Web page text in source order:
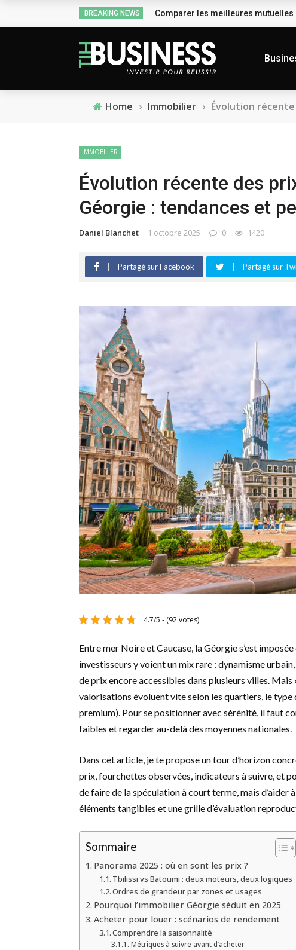
BREAKING NEWS Comparer les meilleures
Home › Immobilier › Évolution
IMMOBILIER
Évolution récente des
Géorgie : tendances et
Daniel Blanchet 1 octobre 2025 0 1420
Partagé sur Facebook Partagé sur
4.7/5 - (92 votes)
Entre mer Noire et Caucase, la Géorgie s’est
investisseurs y voient un mix rare : dynamisme
de prix encore accessibles dans plusieurs villes.
valorisations évoluent vite selon les quartiers, le
premium). Pour se positionner avec sérénité, il faut
faibles et regarder au-delà des moyennes nationales.
Dans cet article, je te propose un tour d’horizon
prix, fourchettes observées, indicateurs à suivre, et
de faire de la spéculation à court terme, mais d’aider
éléments tangibles et une grille d’évaluation
Sommaire
Panorama 2025 : où en sont les prix ?
Tbilissi vs Batoumi : deux moteurs, deux logiques
Ordres de grandeur par zones et usages
Pourquoi l’immobilier Géorgie séduit en 2025
Acheter pour louer : scénarios de rendement
Comprendre la saisonnalité
Métriques à suivre avant d’acheter